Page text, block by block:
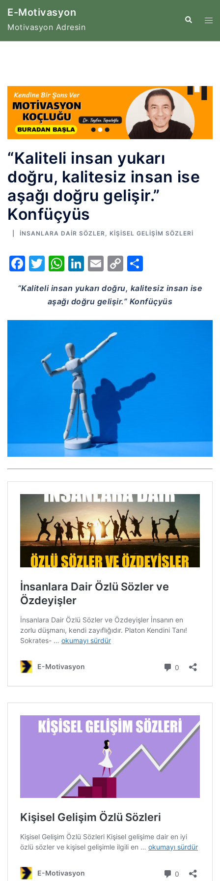
İçeriğe
E-Motivasyon
Motivasyon Adresin
Search
“Kaliteli insan yukarı
doğru, kalitesiz insan ise
aşağı doğru gelişir.”
Konfüçyüs
İNSANLARA DAIR SÖZLER KIŞISEL GELIŞIM SÖZLERI
Facebook
Twitter
WhatsApp
LinkedIn
Email
Copy
“Kaliteli insan yukarı doğru, kalitesiz insan ise
aşağı doğru gelişir.” Konfüçyüs